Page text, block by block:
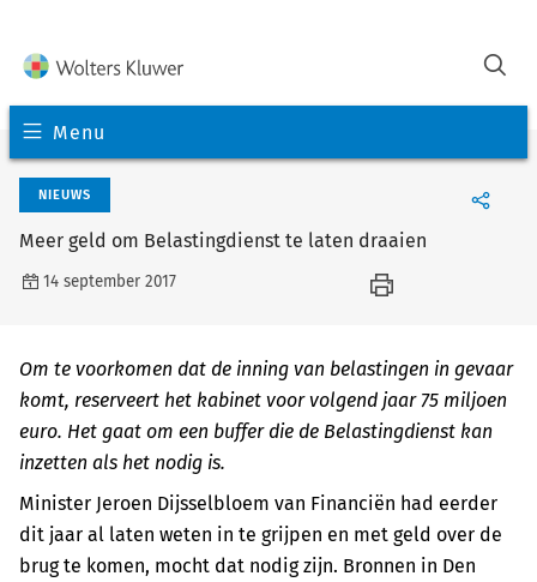
Menu
NIEUWS
Meer geld om Belastingdienst te laten draaien
14 september 2017
Om te voorkomen dat de inning van belastingen in gevaar
komt, reserveert het kabinet voor volgend jaar 75 miljoen
euro. Het gaat om een buffer die de Belastingdienst kan
inzetten als het nodig is.
Minister Jeroen Dijsselbloem van Financiën had eerder
dit jaar al laten weten in te grijpen en met geld over de
brug te komen, mocht dat nodig zijn. Bronnen in Den